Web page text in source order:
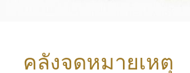
คลังจดหมายเหตุ